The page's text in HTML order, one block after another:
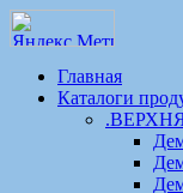
Главная
Каталоги